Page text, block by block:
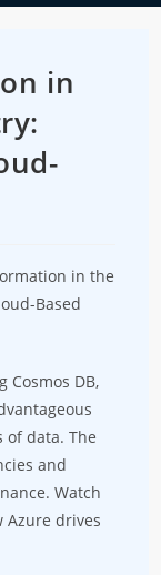
in
Cosmos DB,
of data. The
and
Watch
Azure drives